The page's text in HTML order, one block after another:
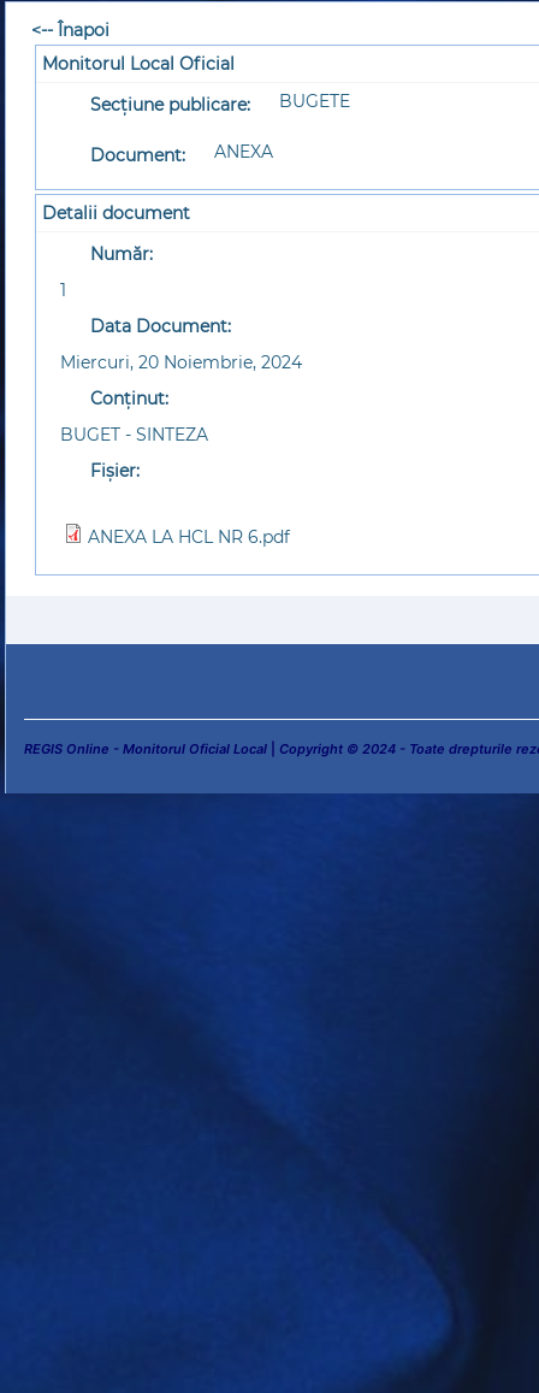
<-- Înapoi
Monitorul Local Oficial
Secțiune publicare:
BUGETE
Document: ANEXA
Detalii document
Număr:
1
Data Document:
Miercuri, 20 Noiembrie, 2024
Conținut:
BUGET - SINTEZA
Fișier:
ANEXA LA HCL NR 6.pdf
REGIS Online - Monitorul Oficial Local Copyright © 2024 - Toate drepturile